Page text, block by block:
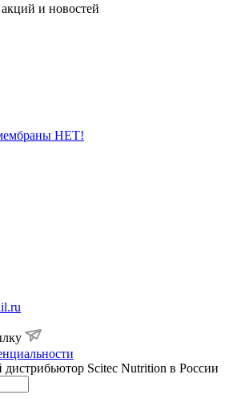
и новостей
НЕТ!
Scitec Nutrition в России